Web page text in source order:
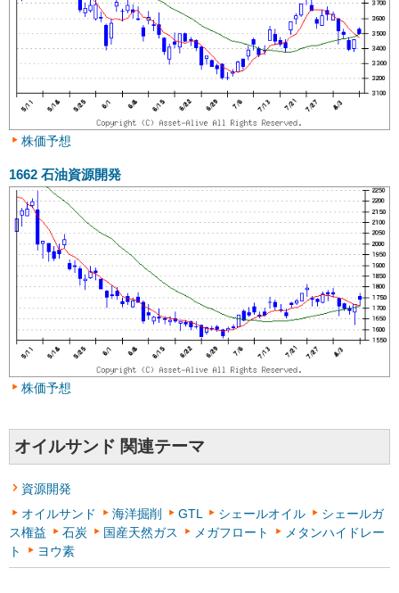
株価予想
1662 石油資源開発
株価予想
オイルサンド 関連テーマ
資源開発
オイルサンド
海洋掘削 GTL シェールオイル
シェールガ
ス権益
石炭 国産天然ガス メガフロート
メタンハイドレー
ト
ヨウ素